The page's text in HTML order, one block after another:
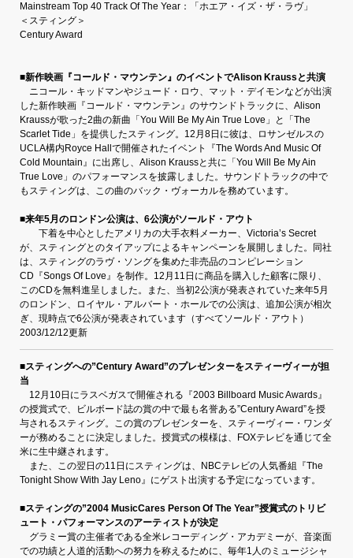
Mainstream Top 40 Track Of The Year：「ホエア・イズ・ザ・ラヴ」
＜スティング＞
Century Award
■新作映画『コールド・マウンテン』のイベントでAlison Kraussと共演
ニコール・キッドマンやジュード・ロウ、マット・デイモンなどが出演
した新作映画『コールド・マウンテン』のサウンドトラックに、Alison
Kraussが歌った2曲の新曲「You Will Be My Ain True Love」と「The
Scarlet Tide」を提供したスティング。12月8日に彼は、ロサンゼルスの
UCLA構内Royce Hallで開催されたイベント『The Words And Music Of
Cold Mountain』に出席し、Alison Kraussと共に「You Will Be My Ain
True Love」のパフォーマンスを披露しました。サウンドトラックの中で
もスティングは、この曲のバック・ヴォーカルを務めています。
■来年5月のロンドン公演は、6公演がソールド・アウト
下着を中心としたアメリカの大手衣料メーカー、Victoria’s Secret
が、スティングとのタイアップによるキャンペーンを展開しました。同社
は、スティングのラヴ・ソングを集めた非売品のコンピレーション
CD『Songs Of Love』を制作。12月11日に商品を購入した顧客に限り、
このCDを無料進呈しました。また、当初2公演が発表されていた来年5月
のロンドン、ロイヤル・アルバート・ホールでの公演は、追加公演が相次
ぎ、現時点で6公演が発表されています（すべてソールド・アウト）
2003/12/12更新
■スティングへの”Century Award”のプレゼンターをスティーヴィーが担
当
12月10日にラスベガスで開催される『2003 Billboard Music Awards』
の授賞式で、ビルボード誌の賞の中で最も名誉ある”Century Award”を授
与されるスティング。この賞のプレゼンターを、スティーヴィー・ワンダ
ーが務めることに決定しました。授賞式の模様は、FOXテレビを通じて全
米に生中継されます。
また、この翌日の11日にスティングは、NBCテレビの人気番組『The
Tonight Show With Jay Leno』にゲスト出演する予定になっています。
■スティングの”2004 MusicCares Person Of The Year”授賞式のトリビ
ュート・パフォーマンスのアーティストが決定
グラミー賞の主催者である全米レコーディング・アカデミーが、音楽面
での功績と人道的活動への努力を称えるために、毎年1人のミュージシャ